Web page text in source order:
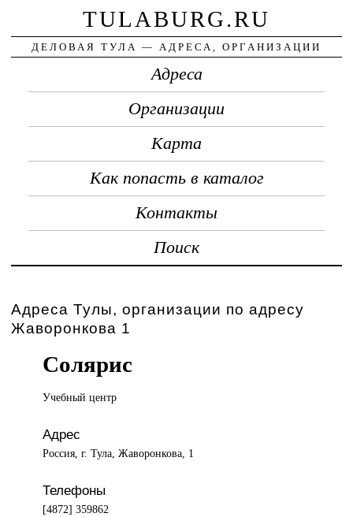
TULABURG.RU
ДЕЛОВАЯ ТУЛА — АДРЕСА, ОРГАНИЗАЦИИ
Адреса
Организации
Карта
Как попасть в каталог
Контакты
Поиск
Адреса Тулы, организации по адресу
Жаворонкова 1
Солярис
Учебный центр
Адрес
Россия, г. Тула, Жаворонкова, 1
Телефоны
[4872] 359862